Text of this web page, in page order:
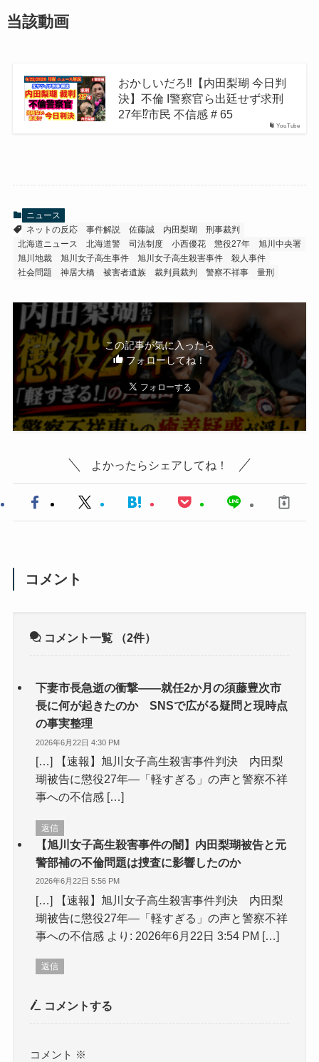
当該動画
YouTube
おかしいだろ‼️【内田梨瑚 今日判
決】不倫 I警察官ら出廷せず求刑
27年⁉️市民 不信感 # 65
ニュース
ネットの反応
事件解説 佐藤誠 内田梨瑚
刑事裁判
北海道ニュース
北海道警 司法制度 小西優花 懲役27年
旭川中央署
旭川地裁
旭川女子高生事件 旭川女子高生殺害事件
殺人事件
社会問題
神居大橋 被害者遺族 裁判員裁判 警察不祥事 量刑
この記事が気に入ったら
フォローしてね！
よかったらシェアしてね！
コメント
コメント一覧 （2件）
下妻市長急逝の衝撃――就任2か月の須藤豊次市
長に何が起きたのか SNSで広がる疑問と現時点
の事実整理
2026年6月22日 4:30 PM
[…] 【速報】旭川女子高生殺害事件判決 内田梨
瑚被告に懲役27年―「軽すぎる」の声と警察不祥
事への不信感 […]
返信
【旭川女子高生殺害事件の闇】内田梨瑚被告と元
警部補の不倫問題は捜査に影響したのか
2026年6月22日 5:56 PM
[…] 【速報】旭川女子高生殺害事件判決 内田梨
瑚被告に懲役27年―「軽すぎる」の声と警察不祥
事への不信感 より: 2026年6月22日 3:54 PM […]
返信
コメントする
コメント ※